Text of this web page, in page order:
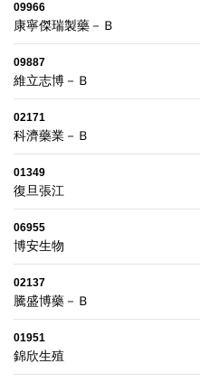
09966
康寧傑瑞製藥－Ｂ
09887
維立志博－Ｂ
02171
科濟藥業－Ｂ
01349
復旦張江
06955
博安生物
02137
騰盛博藥－Ｂ
01951
錦欣生殖